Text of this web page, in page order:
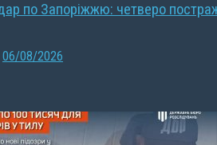
по Запоріжжю: четверо
06/08/2026